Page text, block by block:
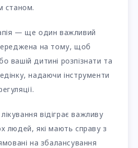
станом.
— ще один важливий
на тому, щоб
вашій дитині розпізнати та
надаючи інструменти
відіграє важливу
людей, які мають справу з
на збалансування